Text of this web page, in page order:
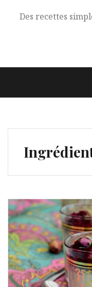
Des recettes